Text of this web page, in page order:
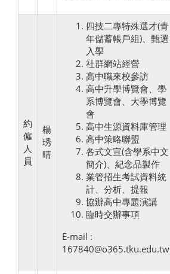
約
僱
人
員
楊
琇
晴
四技二專特殊選才(青
年儲蓄帳戶組)、甄選
入學
社群網站經營
高中職來校參訪
高中升學博覽會、學
系博覽會、大學博覽
會
高中生源資料庫管理
高中策略聯盟
各式文宣(含學系中文
簡介)、紀念品製作
業管招生考試資料統
計、分析、提報
協辦高中專題演講
臨時交辦事項
E-mail :
167840@o365.tku.edu.tw